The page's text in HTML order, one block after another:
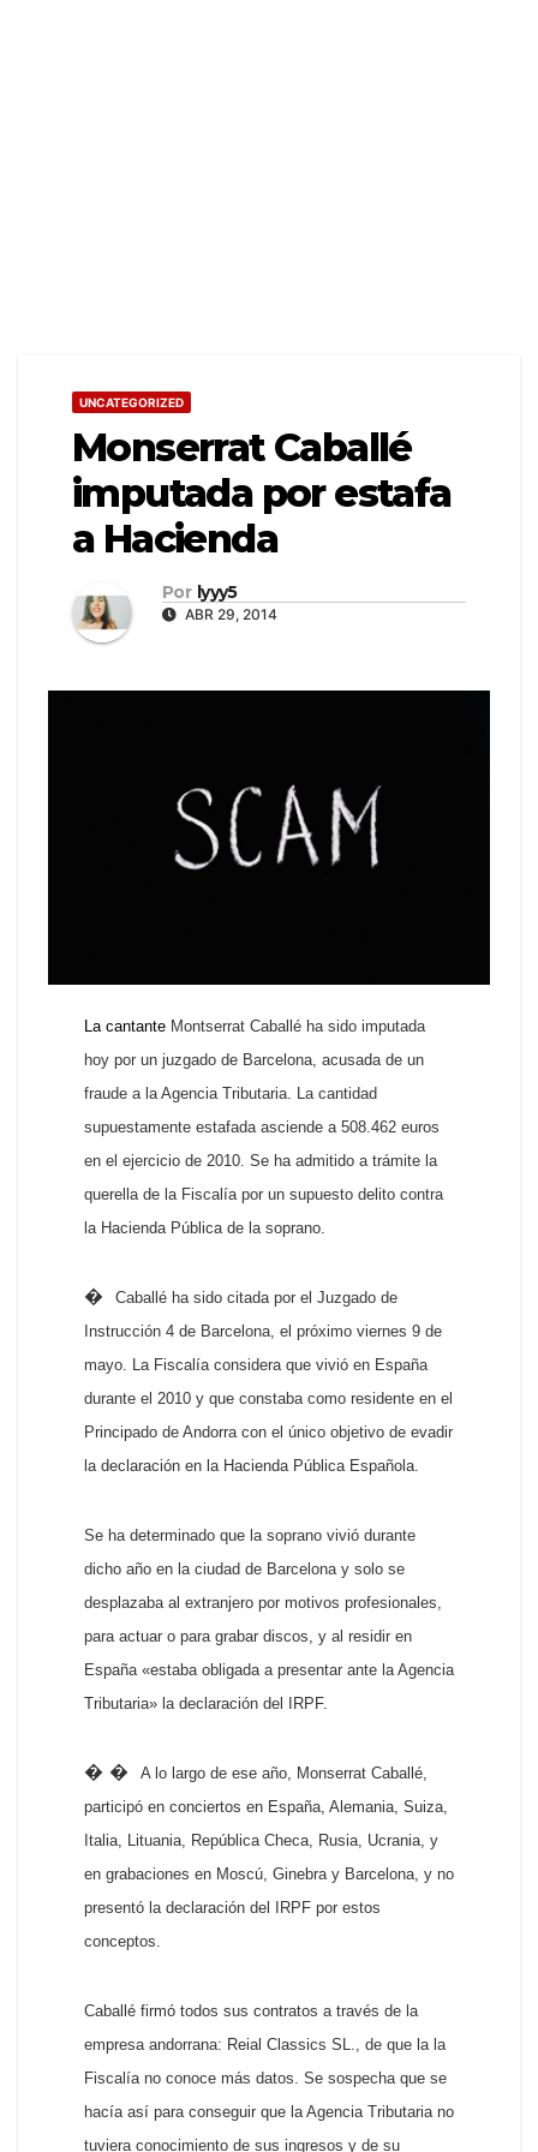
UNCATEGORIZED
Monserrat Caballé
imputada por estafa
a Hacienda
Por lyyy5
ABR 29, 2014
La cantante Montserrat Caballé ha sido imputada
hoy por un juzgado de Barcelona, acusada de un
fraude a la Agencia Tributaria. La cantidad
supuestamente estafada asciende a 508.462 euros
en el ejercicio de 2010. Se ha admitido a trámite la
querella de la Fiscalía por un supuesto delito contra
la Hacienda Pública de la soprano.
� Caballé ha sido citada por el Juzgado de
Instrucción 4 de Barcelona, el próximo viernes 9 de
mayo. La Fiscalía considera que vivió en España
durante el 2010 y que constaba como residente en el
Principado de Andorra con el único objetivo de evadir
la declaración en la Hacienda Pública Española.
Se ha determinado que la soprano vivió durante
dicho año en la ciudad de Barcelona y solo se
desplazaba al extranjero por motivos profesionales,
para actuar o para grabar discos, y al residir en
España «estaba obligada a presentar ante la Agencia
Tributaria» la declaración del IRPF.
� �
A lo largo de ese año, Monserrat Caballé,
participó en conciertos en España, Alemania, Suiza,
Italia, Lituania, República Checa, Rusia, Ucrania, y
en grabaciones en Moscú, Ginebra y Barcelona, y no
presentó la declaración del IRPF por estos
conceptos.
Caballé firmó todos sus contratos a través de la
empresa andorrana: Reial Classics SL., de que la la
Fiscalía no conoce más datos. Se sospecha que se
hacía así para conseguir que la Agencia Tributaria no
tuviera conocimiento de sus ingresos y de su